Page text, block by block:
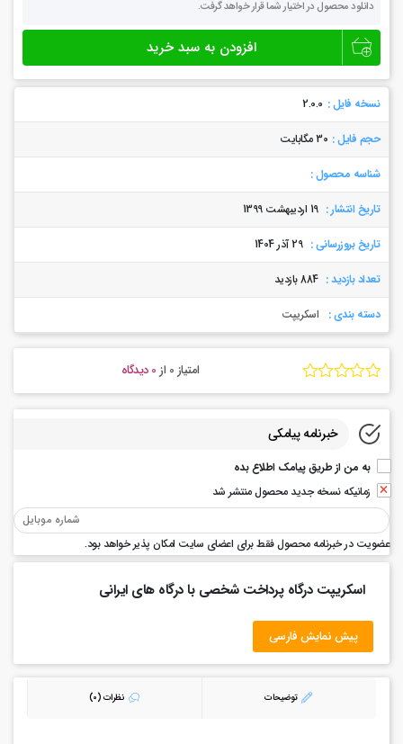
دانلود محصول در اختیار شما قرار خواهد گرفت.
اسکریپت
درگاه
پرداخت
شخصی
با
های
ایرانی
عدد
افزودن به سبد خرید
نسخه فایل : 2.0.0
حجم فایل : 30 مگابایت
شناسه محصول :
تاریخ انتشار : 19 اردیبهشت 1399
تاریخ بروزرسانی : 29 آذر 1404
تعداد بازدید : 884 بازدید
دسته بندی : اسکریپت
امتیاز 0 از 0 دیدگاه
خبرنامه پیامکی
به من از طریق پیامک اطلاع بده
زمانیکه نسخه جدید محصول منتشر شد
عضویت در خبرنامه محصول فقط برای اعضای سایت امکان پذیر خواهد بود.
اسکریپت درگاه پرداخت شخصی با درگاه های ایرانی
پیش نمایش فارسی
توضیحات نظرات (0)